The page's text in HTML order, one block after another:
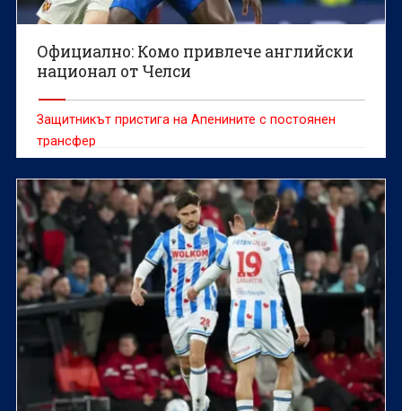
Официално: Комо привлече английски
национал от Челси
Защитникът пристига на Апенините с постоянен
трансфер